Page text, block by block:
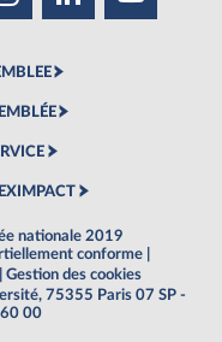
nationale 2019
conforme
Gestion des cookies
75355 Paris 07 SP -
00